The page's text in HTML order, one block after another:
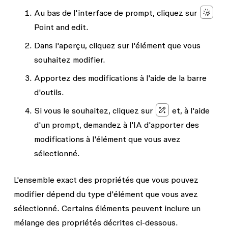
Au bas de l'interface de prompt, cliquez sur
Point and edit.
Dans l'aperçu, cliquez sur l'élément que vous
souhaitez modifier.
Apportez des modifications à l'aide de la barre
d'outils.
Si vous le souhaitez, cliquez sur
et, à l'aide
d'un prompt, demandez à l'IA d'apporter des
modifications à l'élément que vous avez
sélectionné.
L'ensemble exact des propriétés que vous pouvez
modifier dépend du type d'élément que vous avez
sélectionné. Certains éléments peuvent inclure un
mélange des propriétés décrites ci-dessous.